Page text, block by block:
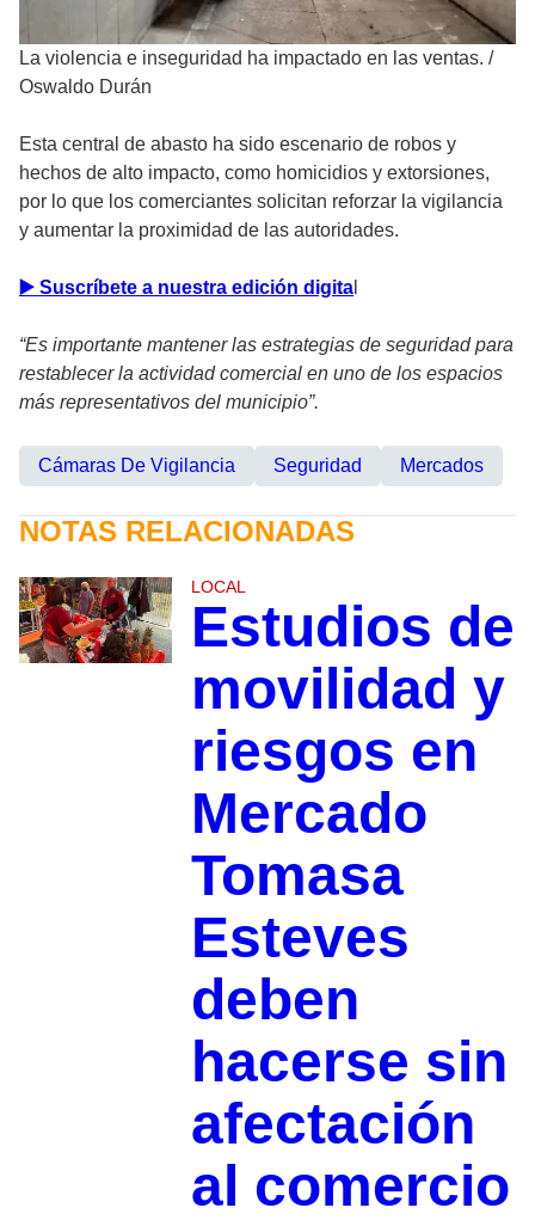
La violencia e inseguridad ha impactado en las ventas. /
Oswaldo Durán
Esta central de abasto ha sido escenario de robos y
hechos de alto impacto, como homicidios y extorsiones,
por lo que los comerciantes solicitan reforzar la vigilancia
y aumentar la proximidad de las autoridades.
▶️ Suscríbete a nuestra edición digita
“Es importante mantener las estrategias de seguridad para
restablecer la actividad comercial en uno de los espacios
más representativos del municipio”.
Cámaras De Vigilancia Seguridad Mercados
NOTAS RELACIONADAS
LOCAL
Estudios de
movilidad y
riesgos en
Mercado
Tomasa
Esteves
deben
hacerse sin
afectación
al comercio